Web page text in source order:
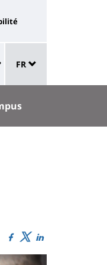
de
langue
FR